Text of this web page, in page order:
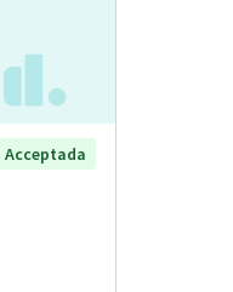
Acceptada